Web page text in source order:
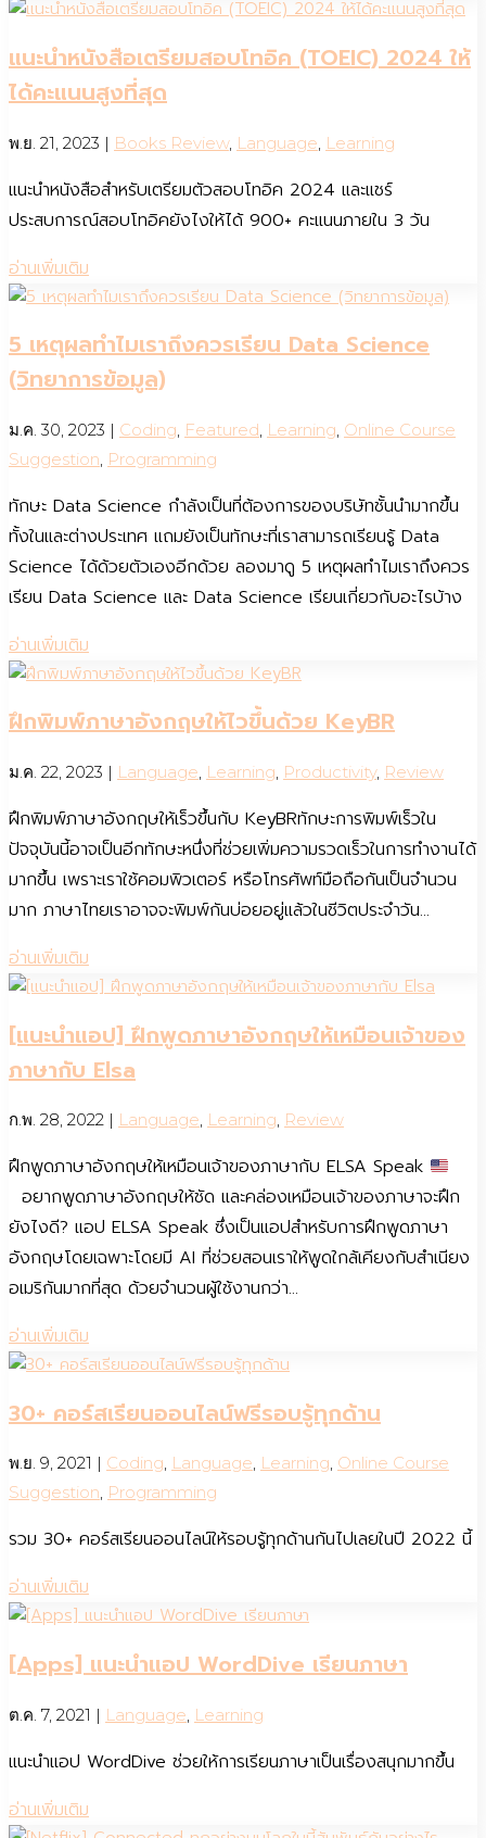
แนะนำหนังสือเตรียมสอบโทอิค (TOEIC) 2024 ให้
ได้คะแนนสูงที่สุด
พ.ย. 21, 2023 | Books Review, Language Learning
แนะนำหนังสือสำหรับเตรียมตัวสอบโทอิค 2024 และแชร์
ประสบการณ์สอบโทอิคยังไงให้ได้ 900+ คะแนนภายใน 3 วัน
อ่านเพิ่มเติม
5 เหตุผลทำไมเราถึงควรเรียน Data Science
(วิทยาการข้อมูล)
ม.ค. 30, 2023 | Coding, Featured, Learning, Online Course
Suggestion, Programming
ทักษะ Data Science กำลังเป็นที่ต้องการของบริษัทชั้นนำมากขึ้น
ทั้งในและต่างประเทศ แถมยังเป็นทักษะที่เราสามารถเรียนรู้ Data
Science ได้ด้วยตัวเองอีกด้วย ลองมาดู 5 เหตุผลทำไมเราถึงควร
เรียน Data Science และ Data Science เรียนเกี่ยวกับอะไรบ้าง
อ่านเพิ่มเติม
ฝึกพิมพ์ภาษาอังกฤษให้ไวขึ้นด้วย KeyBR
ม.ค. 22, 2023 | Language, Learning, Productivity, Review
ฝึกพิมพ์ภาษาอังกฤษให้เร็วขึ้นกับ KeyBRทักษะการพิมพ์เร็วใน
ปัจจุบันนี้อาจเป็นอีกทักษะหนึ่งที่ช่วยเพิ่มความรวดเร็วในการทำงานได้
มากขึ้น เพราะเราใช้คอมพิวเตอร์ หรือโทรศัพท์มือถือกันเป็นจำนวน
มาก ภาษาไทยเราอาจจะพิมพ์กันบ่อยอยู่แล้วในชีวิตประจำวัน...
อ่านเพิ่มเติม
[แนะนำแอป] ฝึกพูดภาษาอังกฤษให้เหมือนเจ้าของ
ภาษากับ Elsa
ก.พ. 28, 2022 | Language, Learning, Review
ฝึกพูดภาษาอังกฤษให้เหมือนเจ้าของภาษากับ ELSA Speak
อยากพูดภาษาอังกฤษให้ชัด และคล่องเหมือนเจ้าของภาษาจะฝึก
ยังไงดี? แอป ELSA Speak ซึ่งเป็นแอปสำหรับการฝึกพูดภาษา
อังกฤษโดยเฉพาะโดยมี AI ที่ช่วยสอนเราให้พูดใกล้เคียงกับสำเนียง
อเมริกันมากที่สุด ด้วยจำนวนผู้ใช้งานกว่า...
อ่านเพิ่มเติม
30+ คอร์สเรียนออนไลน์ฟรีรอบรู้ทุกด้าน
พ.ย. 9, 2021 | Coding, Language, Learning, Online Course
Suggestion, Programming
รวม 30+ คอร์สเรียนออนไลน์ให้รอบรู้ทุกด้านกันไปเลยในปี 2022 นี้
อ่านเพิ่มเติม
[Apps] แนะนำแอป WordDive เรียนภาษา
ต.ค. 7, 2021 | Language Learning
แนะนำแอป WordDive ช่วยให้การเรียนภาษาเป็นเรื่องสนุกมากขึ้น
อ่านเพิ่มเติม